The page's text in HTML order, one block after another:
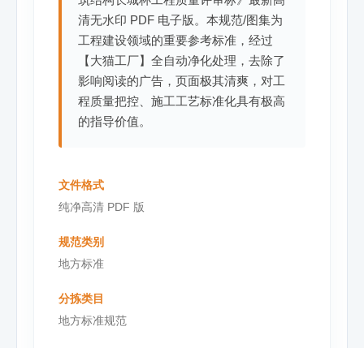
清无水印 PDF 电子版。本规范/图集为
工程建设领域的重要参考标准，经过
【大猫工厂】全自动净化处理，去除了
影响阅读的广告，页面极其清爽，对工
程质量把控、施工工艺标准化具有极高
的指导价值。
文件格式
纯净高清 PDF 版
规范类别
地方标准
分拣类目
地方标准规范